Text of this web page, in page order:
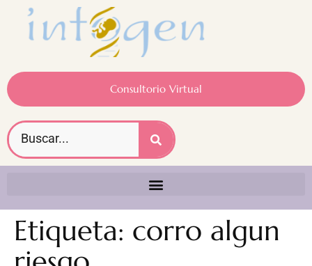
Consultorio Virtual
Etiqueta: corro algun